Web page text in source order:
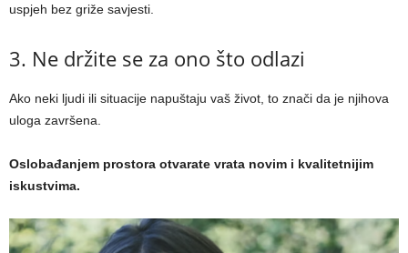
uspjeh bez griže savjesti.
3. Ne držite se za ono što odlazi
Ako neki ljudi ili situacije napuštaju vaš život, to znači da je njihova
uloga završena.
Oslobađanjem prostora otvarate vrata novim i kvalitetnijim
iskustvima.